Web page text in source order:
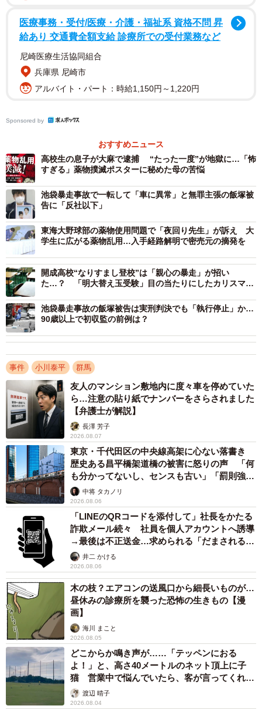
ったことは明らか。しかし、なぜ、その男と高崎駅近くま
で行き、しかも密室となる車両内で会っていたのか不可解
ではある。男は被害女性を呼び出した時は『今回で最後だ
から』等といった言葉で呼び出したのではないか。４回も
警察に相談した女性が、通常なら簡単に男の呼び出しに応
た被害女性を車内に残したままレンタカーを放置して逃げ
ている。それでは犯人が誰かが簡単に分かってしまう。最
低でも、ご遺体を隠そうとする。レンタカーも残さない。
その点では計画性はあまりなかったと思われる。また、凶
器を用意している点は、脅すためのものか、殺害するつも
りだったのか、本人が亡くなってしまってので分からない
が、最初から強い殺意はなかったのではないか」と指摘し
た。
一方、殺害された女性から相談を受けていた警察側の対
応を問う声もある。小川氏は「今の段階では、警察の対応
に関して一概に非難されるものではないが、傷害事件等で
被害届を受理して捜査し、逮捕していれば、今回の凄惨な
事件はなかったと思うと非常に残念です」と見解を示し
た。
医療事務・受付/医療・介護・福祉系 資格不問 昇
給あり 交通費全額支給 診療所での受付業務など
尼崎医療生活協同組合
兵庫県 尼崎市
アルバイト・パート：時給1,150円～1,220円
Sponsored by
おすすめニュース
高校生の息子が大麻で逮捕 “たった一度”が地獄に…「怖
すぎる」薬物撲滅ポスターに秘めた母の苦悩
池袋暴走事故で一転して「車に異常」と無罪主張の飯塚被
告に「反社以下」
東海大野球部の薬物使用問題で「夜回り先生」が訴え 大
学生に広がる薬物乱用…入手経路解明で密売元の摘発を
開成高校“なりすまし登校”は「親心の暴走」が招い
た…？ 「明大替え玉受験」目の当たりにしたカリスマ家
池袋暴走事故の飯塚被告は実刑判決でも「執行停止」か…
90歳以上で初収監の前例は？
事件 小川泰平 群馬
友人のマンション敷地内に度々車を停めていた
ら…注意の貼り紙でナンバーをさらされました
【弁護士が解説】
長澤 芳子
2026.08.07
東京・千代田区の中央線高架に心ない落書き
歴史ある昌平橋架道橋の被害に怒りの声 「何
も分かってないし、センスも古い」「罰則強化
して」中将 タカノリ
2026.08.06
「LINEのQRコードを添付して」社長をかたる
詐欺メール続々 社員を個人アカウントへ誘導
→最後は不正送金…求められる「だまされる前
提」の対策
井二 かける
2026.08.06
木の枝？エアコンの送風口から細長いものが…
昼休みの診療所を襲った恐怖の生きもの【漫
画】
海川 まこと
2026.08.05
どこからか鳴き声が……「テッペンにおる
よ！」と、高さ40メートルのネット頂上に子
猫 営業中で悩んでいたら、客が言ってくれた
のは？渡辺 晴子
2026.08.04